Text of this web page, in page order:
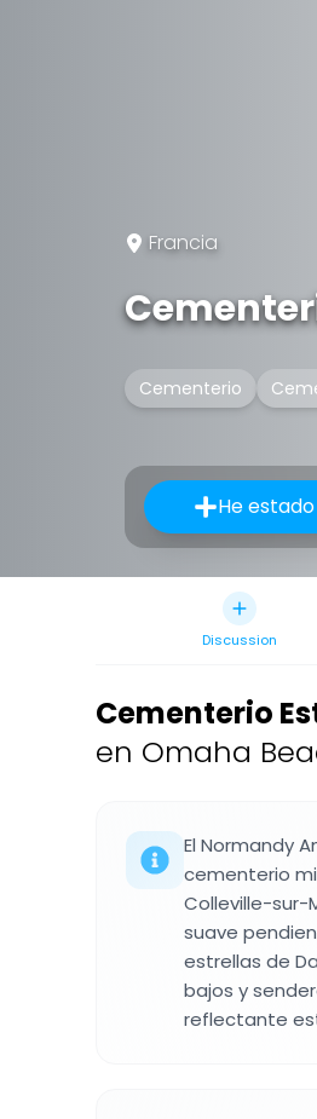
Francia
Cementerio
He
Discussion
Cementerio
en Omaha
El Normandy
cementerio
Colleville-sur-
suave
estrellas de
bajos y
reflectante